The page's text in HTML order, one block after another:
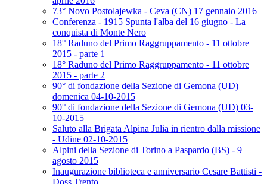
73° Novo Postolajewka - Ceva (CN) 17 gennaio 2016
Conferenza - 1915 Spunta l'alba del 16 giugno - La
conquista di Monte Nero
18° Raduno del Primo Raggruppamento - 11 ottobre
2015 - parte 1
18° Raduno del Primo Raggruppamento - 11 ottobre
2015 - parte 2
90° di fondazione della Sezione di Gemona (UD)
domenica 04-10-2015
90° di fondazione della Sezione di Gemona (UD) 03-
10-2015
Saluto alla Brigata Alpina Julia in rientro dalla missione
- Udine 02-10-2015
Alpini della Sezione di Torino a Paspardo (BS) - 9
agosto 2015
Inaugurazione biblioteca e anniversario Cesare Battisti -
Doss Trento